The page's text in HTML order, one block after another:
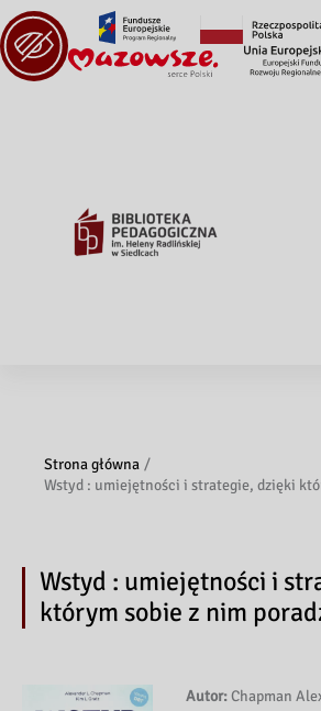
Strona główna
Wstyd : umiejętności i strategie, dzięki
Wstyd : umiejętności i
którym sobie z nim
Autor:Chapman